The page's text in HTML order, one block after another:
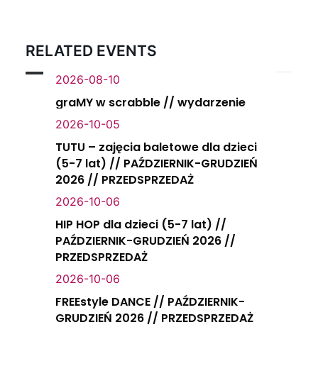
RELATED EVENTS
2026-08-10
graMY w scrabble // wydarzenie
2026-10-05
TUTU – zajęcia baletowe dla dzieci
(5-7 lat) // PAŹDZIERNIK-GRUDZIEŃ
2026 // PRZEDSPRZEDAŻ
2026-10-06
HIP HOP dla dzieci (5-7 lat) //
PAŹDZIERNIK-GRUDZIEŃ 2026 //
PRZEDSPRZEDAŻ
2026-10-06
FREEstyle DANCE // PAŹDZIERNIK-
GRUDZIEŃ 2026 // PRZEDSPRZEDAŻ